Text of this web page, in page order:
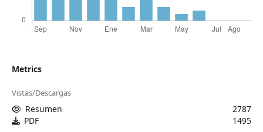
Metrics
Vistas/Descargas
Resumen
2787
PDF
1495